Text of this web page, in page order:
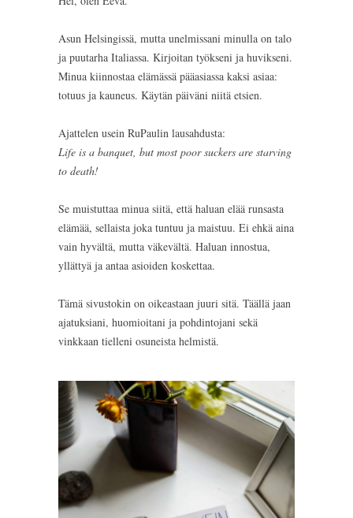
Asun Helsingissä, mutta unelmissani minulla on talo
ja puutarha Italiassa. Kirjoitan työkseni ja huvikseni.
Minua kiinnostaa elämässä pääasiassa kaksi asiaa:
totuus ja kauneus. Käytän päiväni niitä etsien.
Ajattelen usein RuPaulin lausahdusta:
Life is a banquet, but most poor suckers are starving
to death!
Se muistuttaa minua siitä, että haluan elää runsasta
elämää, sellaista joka tuntuu ja maistuu. Ei ehkä aina
vain hyvältä, mutta väkevältä. Haluan innostua,
yllättyä ja antaa asioiden koskettaa.
Tämä sivustokin on oikeastaan juuri sitä. Täällä jaan
ajatuksiani, huomioitani ja pohdintojani sekä
vinkkaan tielleni osuneista helmistä.